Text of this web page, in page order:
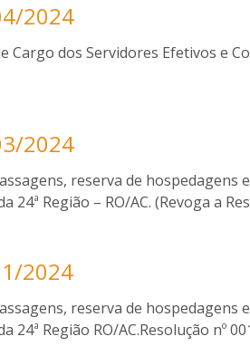
2024
Cargo dos Servidores Efetivos e
2024
reserva de hospedagens
24ª Região – RO/AC. (Revoga a
2024
reserva de hospedagens
24ª Região RO/AC.Resolução nº